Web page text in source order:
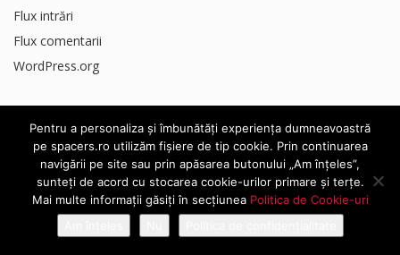
Flux intrări
Flux comentarii
WordPress.org
Pentru a personaliza și îmbunătăți experiența dumneavoastră
pe spacers.ro utilizăm fișiere de tip cookie. Prin continuarea
navigării pe site sau prin apăsarea butonului „Am înțeles”,
sunteți de acord cu stocarea cookie-urilor primare și terțe.
Mai multe informații găsiți în secțiunea Politica de Cookie-uri